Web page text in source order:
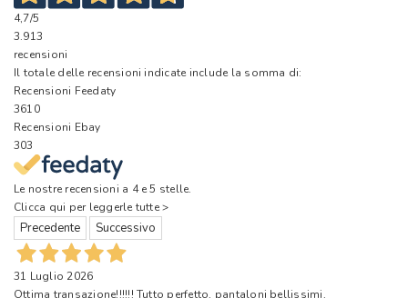
4,7/5
3.913
recensioni
Il totale delle recensioni indicate include la somma di:
Recensioni Feedaty
3610
Recensioni Ebay
303
Le nostre recensioni a 4 e 5 stelle.
Clicca qui per leggerle tutte >
Precedente Successivo
31 Luglio 2026
Ottima transazione!!!!!! Tutto perfetto, pantaloni bellissimi,